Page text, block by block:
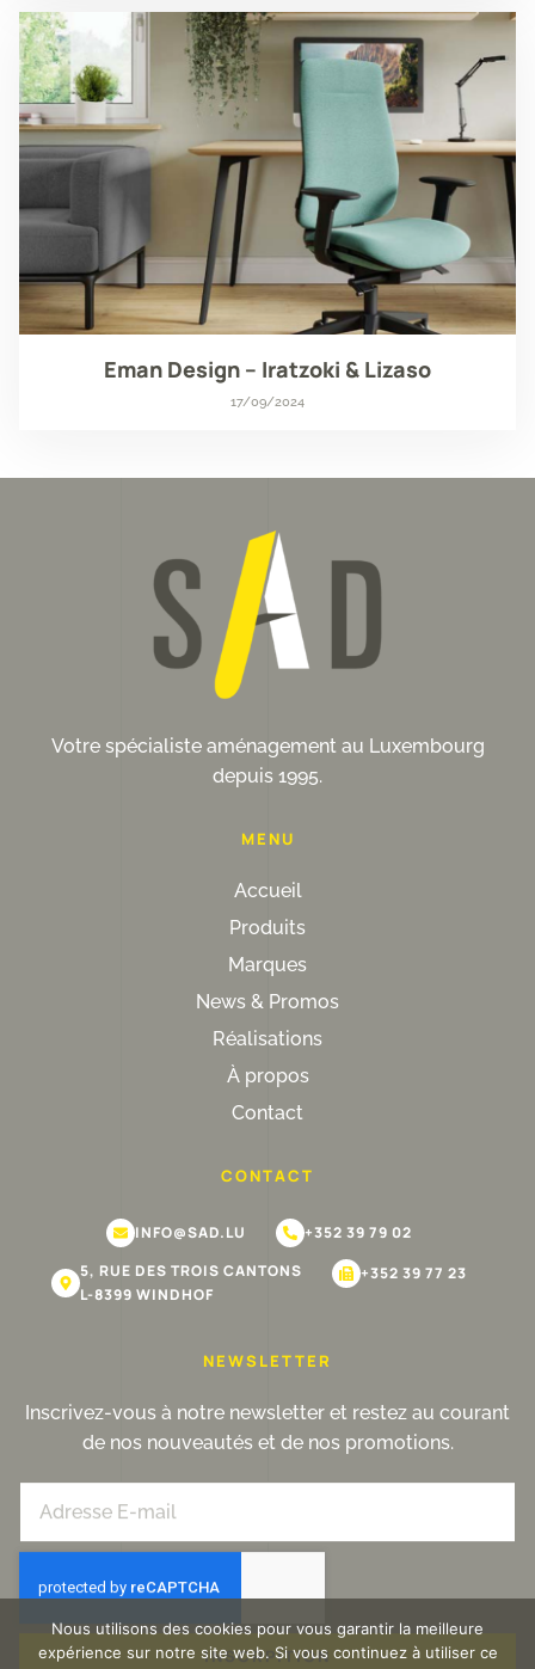
Eman Design – Iratzoki & Lizaso
17/09/2024
Votre spécialiste aménagement au Luxembourg
depuis 1995.
MENU
Accueil
Produits
Marques
News & Promos
Réalisations
À propos
Contact
CONTACT
INFO@SAD.LU
+352 39 79 02
5, RUE DES TROIS CANTONS
L-8399 WINDHOF
+352 39 77 23
NEWSLETTER
Inscrivez-vous à notre newsletter et restez au courant
de nos nouveautés et de nos promotions.
INSCRPITION
Nous utilisons des cookies pour vous garantir la meilleure
expérience sur notre site web. Si vous continuez à utiliser ce